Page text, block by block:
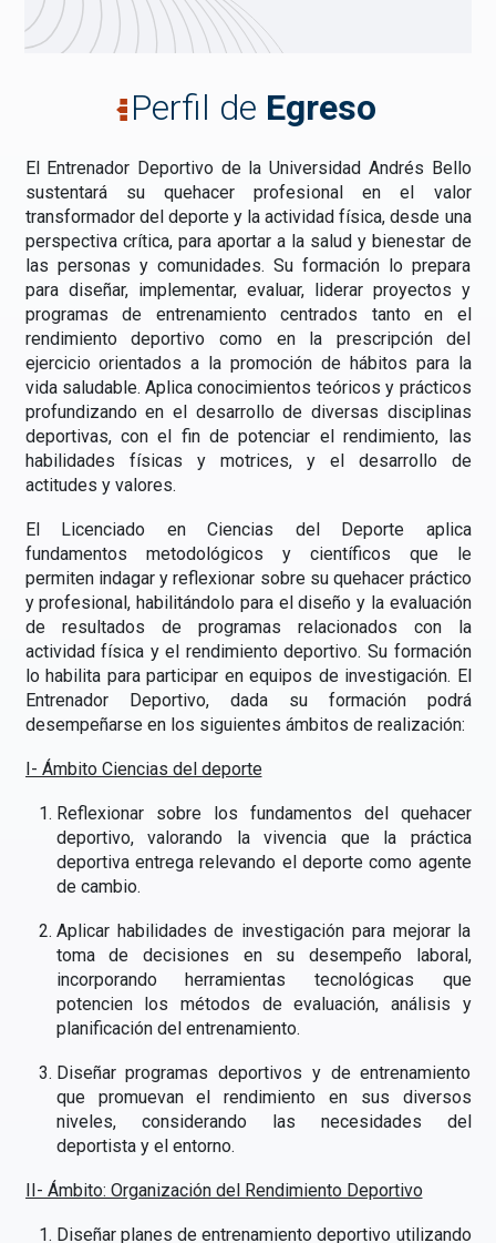
Perfil de Egreso
El Entrenador Deportivo de la Universidad Andrés Bello
sustentará su quehacer profesional en el valor
transformador del deporte y la actividad física, desde una
perspectiva crítica, para aportar a la salud y bienestar de
las personas y comunidades. Su formación lo prepara
para diseñar, implementar, evaluar, liderar proyectos y
programas de entrenamiento centrados tanto en el
rendimiento deportivo como en la prescripción del
ejercicio orientados a la promoción de hábitos para la
vida saludable. Aplica conocimientos teóricos y prácticos
profundizando en el desarrollo de diversas disciplinas
deportivas, con el fin de potenciar el rendimiento, las
habilidades físicas y motrices, y el desarrollo de
actitudes y valores.
El Licenciado en Ciencias del Deporte aplica
fundamentos metodológicos y científicos que le
permiten indagar y reflexionar sobre su quehacer práctico
y profesional, habilitándolo para el diseño y la evaluación
de resultados de programas relacionados con la
actividad física y el rendimiento deportivo. Su formación
lo habilita para participar en equipos de investigación. El
Entrenador Deportivo, dada su formación podrá
desempeñarse en los siguientes ámbitos de realización:
I- Ámbito Ciencias del deporte
Reflexionar sobre los fundamentos del quehacer
deportivo, valorando la vivencia que la práctica
deportiva entrega relevando el deporte como agente
de cambio.
Aplicar habilidades de investigación para mejorar la
toma de decisiones en su desempeño laboral,
incorporando herramientas tecnológicas que
potencien los métodos de evaluación, análisis y
planificación del entrenamiento.
Diseñar programas deportivos y de entrenamiento
que promuevan el rendimiento en sus diversos
niveles, considerando las necesidades del
deportista y el entorno.
II- Ámbito: Organización del Rendimiento Deportivo
Diseñar planes de entrenamiento deportivo utilizando